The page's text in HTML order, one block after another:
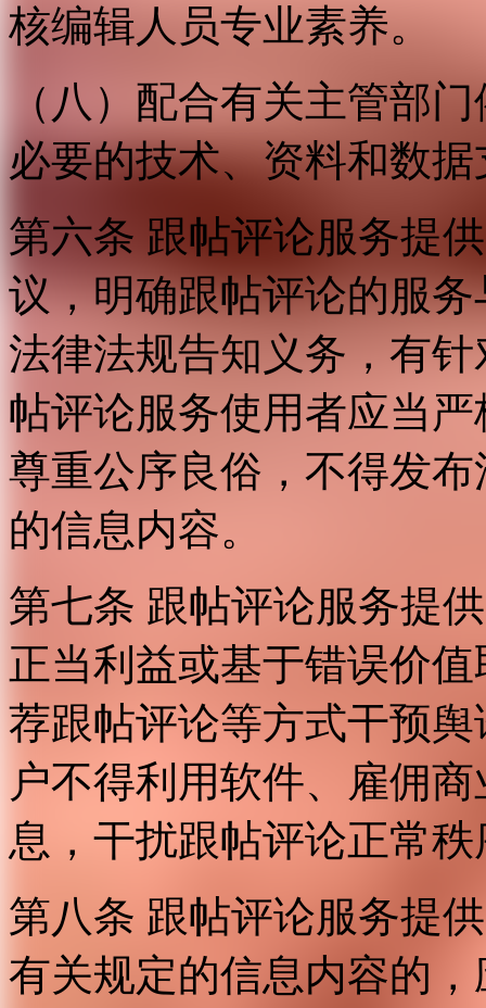
核编辑人员专业素养。
（八）配合有关主管部
必要的技术、资料和数
第六条 跟帖评论服务提
议，明确跟帖评论的服
法律法规告知义务，有
帖评论服务使用者应当
尊重公序良俗，不得发
的信息内容。
第七条 跟帖评论服务提
正当利益或基于错误价
荐跟帖评论等方式干预
户不得利用软件、雇佣
息，干扰跟帖评论正常
第八条 跟帖评论服务提
有关规定的信息内容的